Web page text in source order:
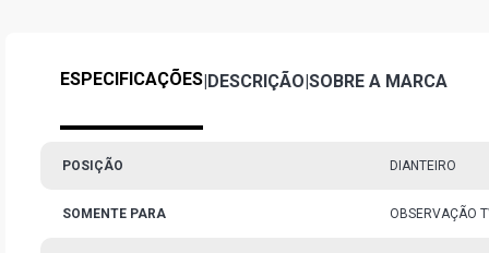
ESPECIFICAÇÕES|DESCRIÇÃO|SOBRE A MARCA
POSIÇÃO DIANTEIRO
SOMENTE PARA OBSERVAÇÃO